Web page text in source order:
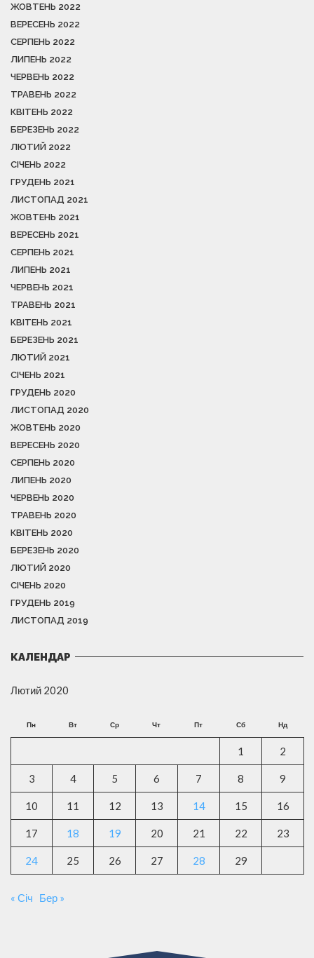
ЖОВТЕНЬ 2022
ВЕРЕСЕНЬ 2022
СЕРПЕНЬ 2022
ЛИПЕНЬ 2022
ЧЕРВЕНЬ 2022
ТРАВЕНЬ 2022
КВІТЕНЬ 2022
БЕРЕЗЕНЬ 2022
ЛЮТИЙ 2022
СІЧЕНЬ 2022
ГРУДЕНЬ 2021
ЛИСТОПАД 2021
ЖОВТЕНЬ 2021
ВЕРЕСЕНЬ 2021
СЕРПЕНЬ 2021
ЛИПЕНЬ 2021
ЧЕРВЕНЬ 2021
ТРАВЕНЬ 2021
КВІТЕНЬ 2021
БЕРЕЗЕНЬ 2021
ЛЮТИЙ 2021
СІЧЕНЬ 2021
ГРУДЕНЬ 2020
ЛИСТОПАД 2020
ЖОВТЕНЬ 2020
ВЕРЕСЕНЬ 2020
СЕРПЕНЬ 2020
ЛИПЕНЬ 2020
ЧЕРВЕНЬ 2020
ТРАВЕНЬ 2020
КВІТЕНЬ 2020
БЕРЕЗЕНЬ 2020
ЛЮТИЙ 2020
СІЧЕНЬ 2020
ГРУДЕНЬ 2019
ЛИСТОПАД 2019
КАЛЕНДАР
Лютий 2020
Пн Вт Ср Чт Пт Сб Нд
1 2
3 4 5 6 7 8 9
10 11 12 13 14 15 16
17 18 19 20 21 22 23
24 25 26 27 28 29
« Січ Бер »